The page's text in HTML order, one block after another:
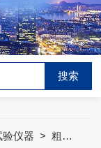
验仪器 >粗集料分样器